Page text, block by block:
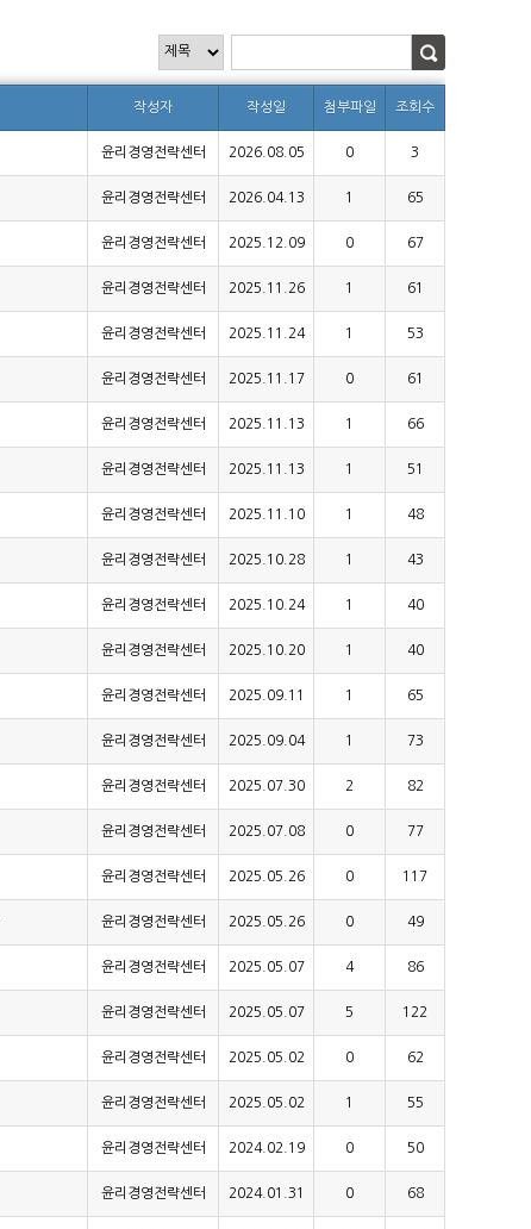
작성자 작성일 첨부파일 조회수
윤리경영전략센터 2026.08.05 0 3
윤리경영전략센터 2026.04.13 1 65
윤리경영전략센터 2025.12.09 0 67
윤리경영전략센터 2025.11.26 1 61
윤리경영전략센터 2025.11.24 1 53
윤리경영전략센터 2025.11.17 0 61
윤리경영전략센터 2025.11.13 1 66
윤리경영전략센터 2025.11.13 1 51
윤리경영전략센터 2025.11.10 1 48
윤리경영전략센터 2025.10.28 1 43
윤리경영전략센터 2025.10.24 1 40
윤리경영전략센터 2025.10.20 1 40
윤리경영전략센터 2025.09.11 1 65
윤리경영전략센터 2025.09.04 1 73
윤리경영전략센터 2025.07.30 2 82
윤리경영전략센터 2025.07.08 0 77
윤리경영전략센터 2025.05.26 0 117
윤리경영전략센터 2025.05.26 0 49
윤리경영전략센터 2025.05.07 4 86
윤리경영전략센터 2025.05.07 5 122
윤리경영전략센터 2025.05.02 0 62
윤리경영전략센터 2025.05.02 1 55
윤리경영전략센터 2024.02.19 0 50
윤리경영전략센터 2024.01.31 0 68